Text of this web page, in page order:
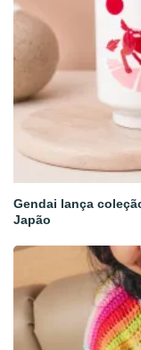
Gendai lança
Japão